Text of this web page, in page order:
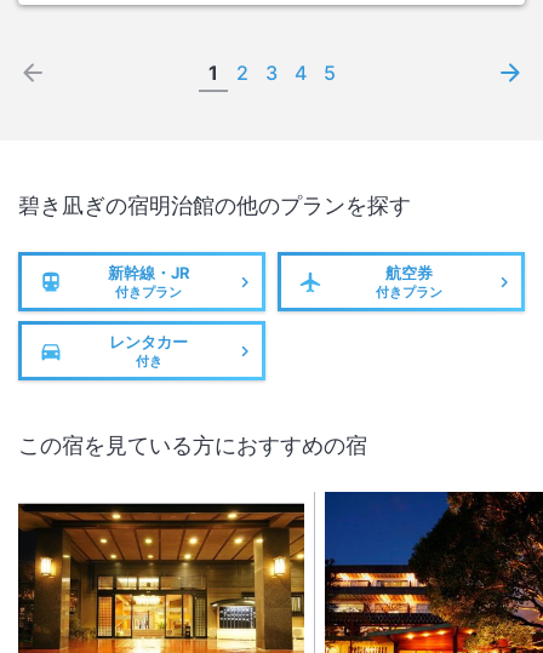
1 2 3 4 5
碧き凪ぎの宿明治館の他のプランを探す
新幹線・JR
付きプラン
航空券
付きプラン
レンタカー
付き
この宿を見ている方におすすめの宿